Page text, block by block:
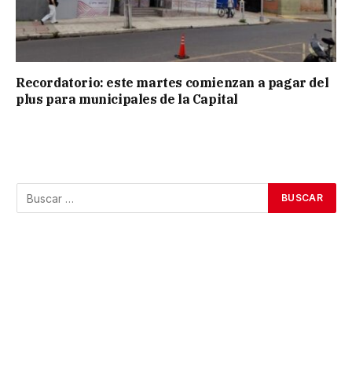
Recordatorio: este martes comienzan a pagar del
plus para municipales de la Capital